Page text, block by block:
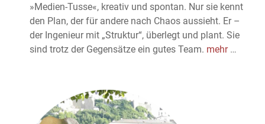
»Medien-Tusse«, kreativ und spontan. Nur sie kennt
den Plan, der für andere nach Chaos aussieht. Er –
der Ingenieur mit „Struktur“, überlegt und plant. Sie
sind trotz der Gegensätze ein gutes Team. mehr …